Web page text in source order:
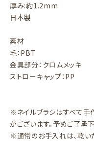
厚み:約1.2mm
日本製
素材
毛：PBT
金具部分：クロムメッキ
ストローキャップ：PP
※ネイルブラシはすべて手
がございます。予めご了承
※通常のお手入れは、乾い